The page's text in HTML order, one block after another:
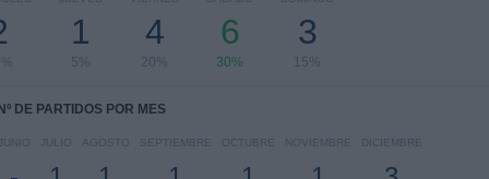
1
5%
4
20%
6
30%
3
15%
Nº DE PARTIDOS POR MES
JUNIO JULIO AGOSTO SEPTIEMBRE OCTUBRE NOVIEMBRE DICIEMBRE